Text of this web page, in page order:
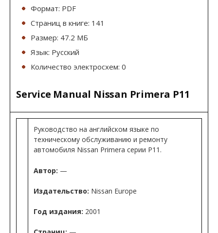
Формат: PDF
Страниц в книге: 141
Размер: 47.2 МБ
Язык: Русский
Количество электросхем: 0
Service Manual Nissan Primera P11
Руководство на английском языке по
техническому обслуживанию и ремонту
автомобиля Nissan Primera серии P11.
Автор: —
Издательство: Nissan Europe
Год издания: 2001